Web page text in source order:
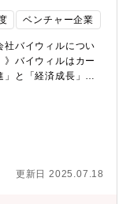
コミットいただくこ
「PeopleX AI面接」
手企業を中心に幅広
（男性含む）な
クトについて】■
同程度の売り上げ規
ます。従来のAI面
が、同社のAI面接は
ベンチャー企業
バイウィルについ
バイウィルはカー
と「経済成長」の
2013年に誕生しまし
、国と腰を据えて
の一歩が、日本を
います。【設立背
バイウィル」として
更新日 2025.07.18